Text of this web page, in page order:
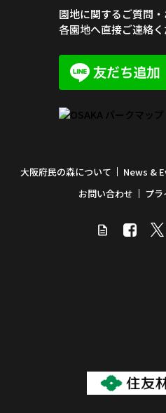
園地に関するご質問・
各園地へ直接ご連絡く
大阪府民の森について News &
お問い合わせ
プ